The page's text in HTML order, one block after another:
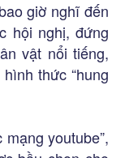
giờ nghĩ đến
hội nghị, đứng
vật nổi tiếng,
thức “hung
youtube”,